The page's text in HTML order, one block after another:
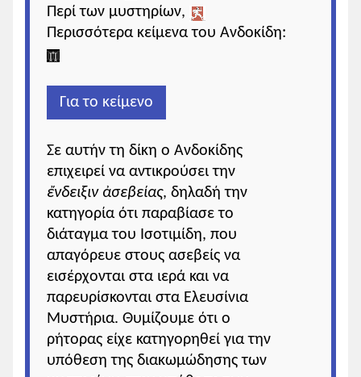
Περί των μυστηρίων,
Περισσότερα κείμενα του Ανδοκίδη:
Για το κείμενο
Σε αυτήν τη δίκη ο Ανδοκίδης
επιχειρεί να αντικρούσει την
ἔνδειξιν ἀσεβείας, δηλαδή την
κατηγορία ότι παραβίασε το
διάταγμα του Ισοτιμίδη, που
απαγόρευε στους ασεβείς να
εισέρχονται στα ιερά και να
παρευρίσκονται στα Ελευσίνια
Μυστήρια. Θυμίζουμε ότι ο
ρήτορας είχε κατηγορηθεί για την
υπόθεση της διακωμώδησης των